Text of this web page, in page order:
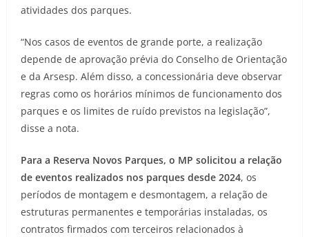
atividades dos parques.
“Nos casos de eventos de grande porte, a realização
depende de aprovação prévia do Conselho de Orientação
e da Arsesp. Além disso, a concessionária deve observar
regras como os horários mínimos de funcionamento dos
parques e os limites de ruído previstos na legislação”,
disse a nota.
Para a Reserva Novos Parques, o MP solicitou a relação
de eventos realizados nos parques desde 2024, os
períodos de montagem e desmontagem, a relação de
estruturas permanentes e temporárias instaladas, os
contratos firmados com terceiros relacionados à